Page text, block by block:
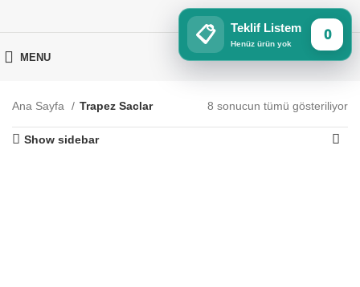
MENU
Ana Sayfa Trapez Saclar 8 sonucun tümü gösteriliyor
Show sidebar
📋 Teklif Listem
Henüz ürün yok
0